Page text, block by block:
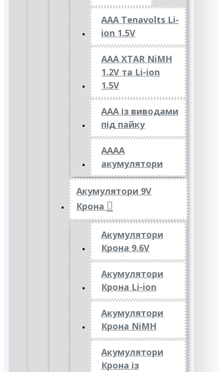
AAA Tenavolts Li-
ion 1.5V
AAA XTAR NiMH
1.2V та Li-ion
1.5V
ААА із виводами
під пайку
АААА
акумулятори
Акумулятори 9V
Крона
Акумулятори
Крона 9.6V
Акумулятори
Крона Li-ion
Акумулятори
Крона NiMH
Акумулятори
Крона із